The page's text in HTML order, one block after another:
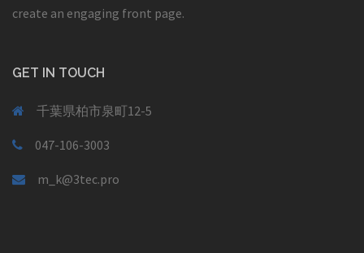
create an engaging front page.
GET IN TOUCH
千葉県柏市泉町12-5
047-106-3003
m_k@3tec.pro